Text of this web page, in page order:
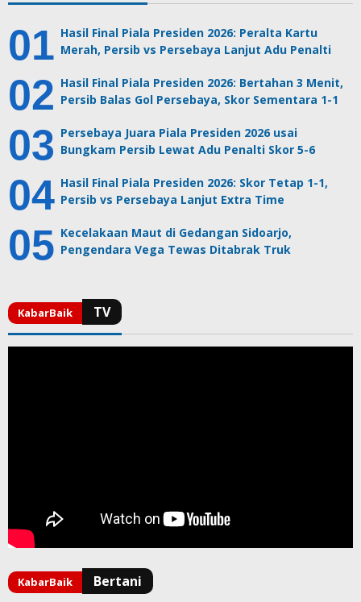
Hasil Final Piala Presiden 2026: Peralta Kartu
Merah, Persib vs Persebaya Lanjut Adu Penalti
Hasil Final Piala Presiden 2026: Bertahan 3 Menit,
Persib Balas Gol Persebaya, Skor Sementara 1-1
Persebaya Juara Piala Presiden 2026 usai
Bungkam Persib Lewat Adu Penalti Skor 5-6
Hasil Final Piala Presiden 2026: Skor Tetap 1-1,
Persib vs Persebaya Lanjut Extra Time
Kecelakaan Maut di Gedangan Sidoarjo,
Pengendara Vega Tewas Ditabrak Truk